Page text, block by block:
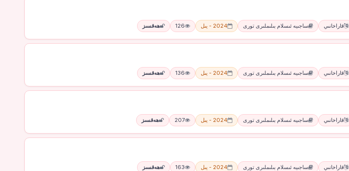
قاراخانىي ساجىيە ئىسلام بىلىملىرى تورى 2024 - يىل 126 ھەقسىز
قاراخانىي ساجىيە ئىسلام بىلىملىرى تورى 2024 - يىل 136 ھەقسىز
قاراخانىي ساجىيە ئىسلام بىلىملىرى تورى 2024 - يىل 207 ھەقسىز
قاراخانىي ساجىيە ئىسلام بىلىملىرى تورى 2024 - يىل 163 ھەقسىز